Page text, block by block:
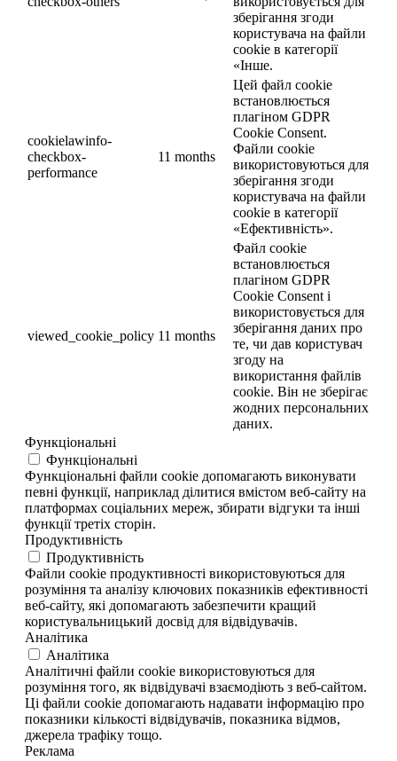
зберігання згоди
користувача на файли
cookie в категорії
«Інше.
cookielawinfo-
checkbox-
performance
11 months
Цей файл cookie
встановлюється
плагіном GDPR
Cookie Consent.
Файли cookie
використовуються для
зберігання згоди
користувача на файли
cookie в категорії
«Ефективність».
viewed_cookie_policy 11 months
Файл cookie
встановлюється
плагіном GDPR
Cookie Consent і
використовується для
зберігання даних про
те, чи дав користувач
згоду на
використання файлів
cookie. Він не зберігає
жодних персональних
даних.
Функціональні
Функціональні
Функціональні файли cookie допомагають виконувати
певні функції, наприклад ділитися вмістом веб-сайту на
платформах соціальних мереж, збирати відгуки та інші
функції третіх сторін.
Продуктивність
Продуктивність
Файли cookie продуктивності використовуються для
розуміння та аналізу ключових показників ефективності
веб-сайту, які допомагають забезпечити кращий
користувальницький досвід для відвідувачів.
Аналітика
Аналітика
Аналітичні файли cookie використовуються для
розуміння того, як відвідувачі взаємодіють з веб-сайтом.
Ці файли cookie допомагають надавати інформацію про
показники кількості відвідувачів, показника відмов,
джерела трафіку тощо.
Реклама